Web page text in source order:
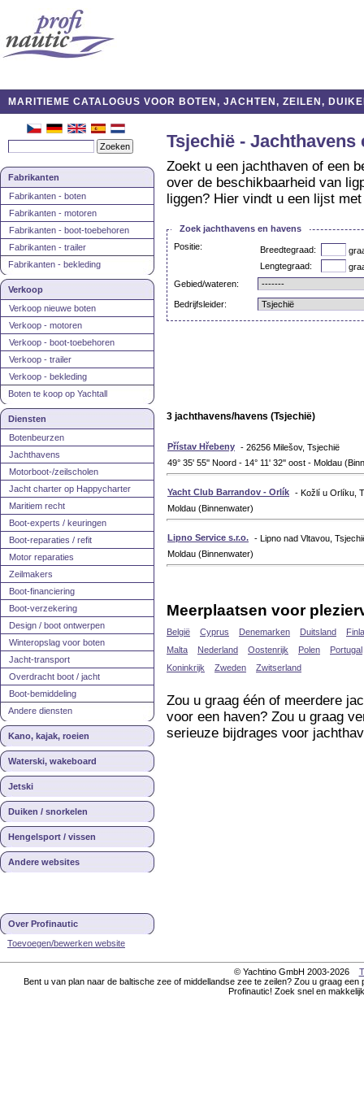
MARITIEME CATALOGUS VOOR BOTEN, JACHTEN, ZEILEN,
Fabrikanten
Fabrikanten - boten
Fabrikanten - motoren
Fabrikanten - boot-toebehoren
Fabrikanten - trailer
Fabrikanten - bekleding
Verkoop
Verkoop nieuwe boten
Verkoop - motoren
Verkoop - boot-toebehoren
Verkoop - trailer
Verkoop - bekleding
Boten te koop op Yachtall
Diensten
Botenbeurzen
Jachthavens
Motorboot-/zeilscholen
Jacht charter op Happycharter
Maritiem recht
Boot-experts / keuringen
Boot-reparaties / refit
Motor reparaties
Zeilmakers
Boot-financiering
Boot-verzekering
Design / boot ontwerpen
Winteropslag voor boten
Jacht-transport
Overdracht boot / jacht
Boot-bemiddeling
Andere diensten
Kano, kajak, roeien
Waterski, wakeboard
Jetski
Duiken / snorkelen
Hengelsport / vissen
Andere websites
Over Profinautic
Toevoegen/bewerken website
Tsjechië - Jachthavens
Zoekt u een jachthaven of een
over de beschikbaarheid van
liggen? Hier vindt u een lijst
Zoek jachthavens en havens
Positie:
Breedtegraad:
Lengtegraad:
Gebied/wateren:
Bedrijfsleider:
3 jachthavens/havens (Tsjechië)
Přístav Hřebeny - 26256 Milešov, Tsjechië
49° 35' 55'' Noord - 14° 11' 32'' oost - Moldau
Yacht Club Barrandov - Orlík - Kožlí u Orlíku,
Moldau (Binnenwater)
Lipno Service s.r.o. - Lipno nad Vltavou,
Moldau (Binnenwater)
Meerplaatsen voor
België Cyprus Denemarken Duitsland
Malta
Nederland Oostenrijk Polen
Portugal
Koninkrijk
Zweden Zwitserland
Zou u graag één of meerdere
voor een haven? Zou u graag
serieuze bijdrages voor
© Yachtino GmbH 2003-2026
Bent u van plan naar de baltische zee of middellandse zee te zeilen? Zou u graag
Profinautic! Zoek snel en